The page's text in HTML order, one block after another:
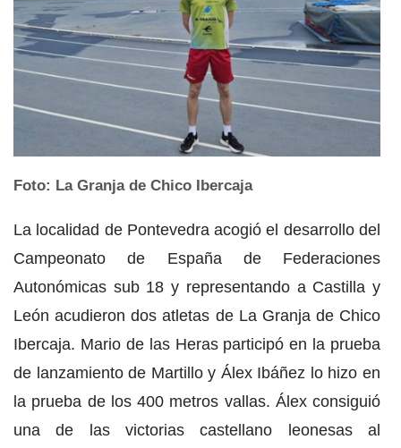
Foto: La Granja de Chico Ibercaja
La localidad de Pontevedra acogió el desarrollo del
Campeonato de España de Federaciones
Autonómicas sub 18 y representando a Castilla y
León acudieron dos atletas de La Granja de Chico
Ibercaja. Mario de las Heras participó en la prueba
de lanzamiento de Martillo y Álex Ibáñez lo hizo en
la prueba de los 400 metros vallas. Álex consiguió
una de las victorias castellano leonesas al